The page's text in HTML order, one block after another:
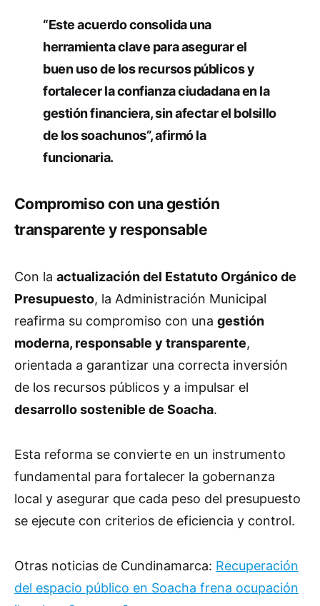
“Este acuerdo consolida una
herramienta clave para asegurar el
buen uso de los recursos públicos y
fortalecer la confianza ciudadana en la
gestión financiera, sin afectar el bolsillo
de los soachunos”, afirmó la
funcionaria.
Compromiso con una gestión
transparente y responsable
Con la actualización del Estatuto Orgánico de
Presupuesto, la Administración Municipal
reafirma su compromiso con una gestión
moderna, responsable y transparente,
orientada a garantizar una correcta inversión
de los recursos públicos y a impulsar el
desarrollo sostenible de Soacha.
Esta reforma se convierte en un instrumento
fundamental para fortalecer la gobernanza
local y asegurar que cada peso del presupuesto
se ejecute con criterios de eficiencia y control.
Otras noticias de Cundinamarca: Recuperación
del espacio público en Soacha frena ocupación